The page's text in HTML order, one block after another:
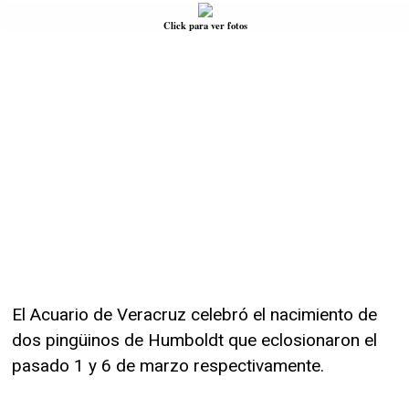
Click para ver fotos
El Acuario de Veracruz celebró el nacimiento de
dos pingüinos de Humboldt que eclosionaron el
pasado 1 y 6 de marzo respectivamente.